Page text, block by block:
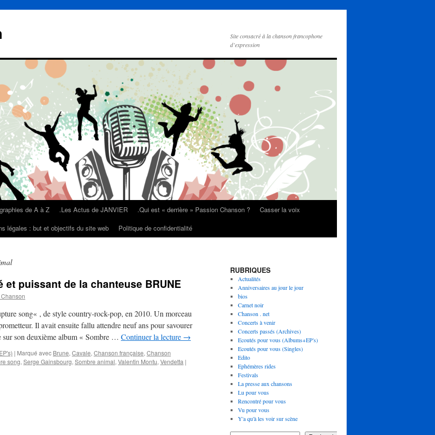
Site consacré à la chanson francophone
d’expression
de A à Z .Les Actus de JANVIER .Qui est « derrière » Passion Chanson ?
Casser la voix
légales : but et objectifs du site web Politique de confidentialité
et puissant de la chanteuse BRUNE
song« , de style country-rock-pop, en 2010. Un morceau
Il avait ensuite fallu attendre neuf ans pour savourer
sur son deuxième album « Sombre … Continuer la lecture →
| Marqué avec Brune, Cavale, Chanson française, Chanson
song, Serge Gainsbourg, Sombre animal, Valentin Montu, Vendetta |
RUBRIQUES
Actualités
Anniversaires au jour le jour
bios
Carnet noir
Chanson . net
Concerts à venir
Concerts passés (Archives)
Ecoutés pour vous (Albums+EP's)
Ecoutés pour vous (Singles)
Edito
Ephémères rides
Festivals
La presse aux chansons
Lu pour vous
Rencontré pour vous
Vu pour vous
Y'a qu'à les voir sur scène